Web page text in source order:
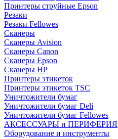
Принтеры струйные Epson
Резаки
Резаки Fellowes
Сканеры
Сканеры Avision
Сканеры Canon
Сканеры Epson
Сканеры HP
Принтеры этикеток
Принтеры этикеток TSC
Уничтожители бумаг
Уничтожители бумаг Deli
Уничтожители бумаг Fellowes
АКСЕССУАРЫ и ПЕРИФЕРИЯ
Оборудование и инструменты